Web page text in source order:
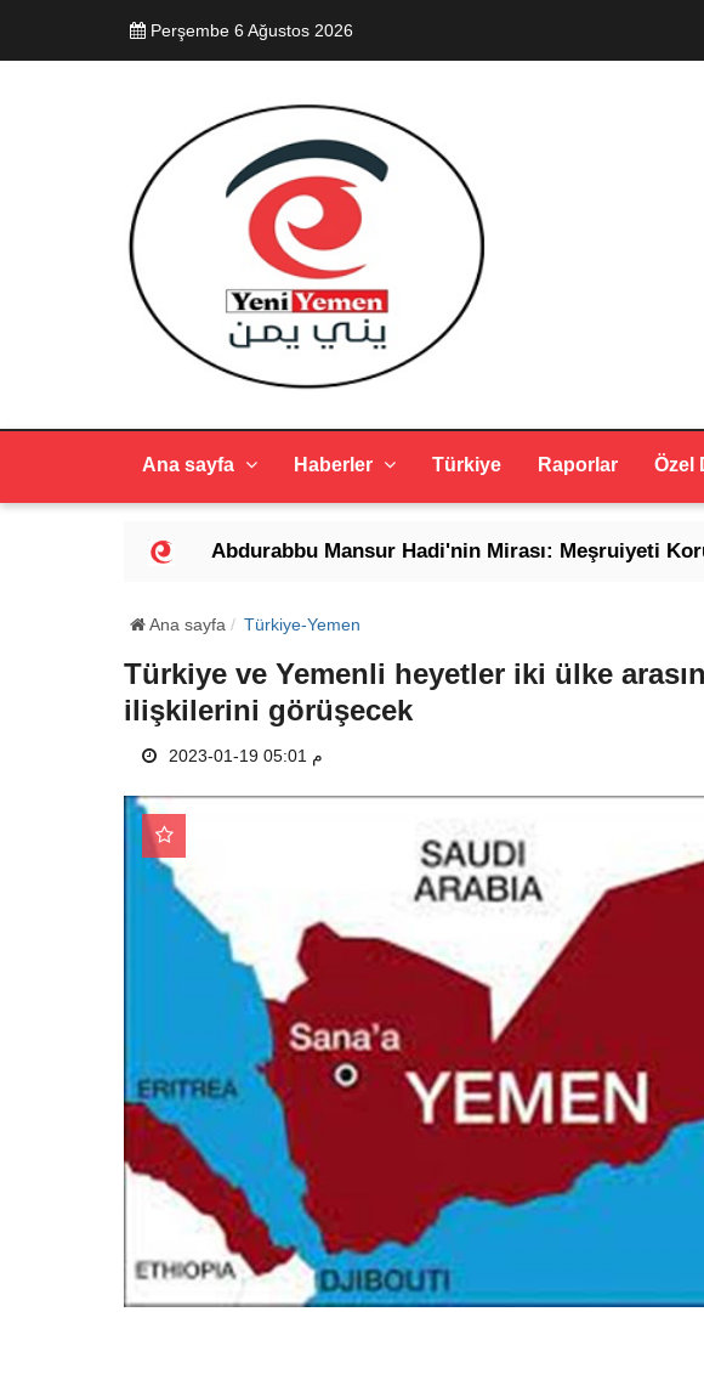
Perşembe 6 Ağustos 2026
Ana sayfa Haberler Türkiye Raporlar Özel
Abdurabbu Mansur Hadi'nin Mirası: Meşruiyeti Koruyan
Ana sayfa Türkiye-Yemen
Türkiye ve Yemenli heyetler iki ülke
ilişkilerini görüşecek
2023-01-19 05:01 م